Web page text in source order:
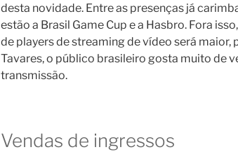
desta novidade. Entre as presenças já
estão a Brasil Game Cup e a Hasbro. Fora
de players de streaming de vídeo será maior,
Tavares, o público brasileiro gosta muito de
transmissão.
Vendas de ingressos